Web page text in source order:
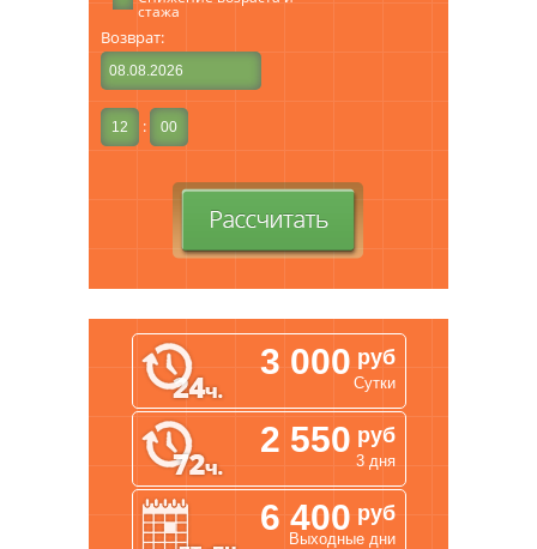
Подогрев сидений
Аудиосистема (cd/mp3)
Обогрев зеркал
Подушки безопасности
Регулировка сиденья водителя
ручная
Центральный замок
Электростеклоподъемники
Дополнительное оборудование:
Крепления для детских сидений
стажа
Возврат:
:
3 000 руб
Сутки
2 550 руб
3 дня
6 400 руб
Выходные дни